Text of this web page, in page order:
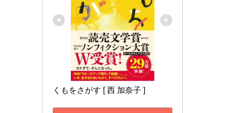
くもをさがす [ 西 加奈子 ]